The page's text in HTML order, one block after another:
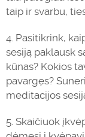
taip ir svarbu,
4. Pasitikrink,
sesiją paklausk
kūnas? Kokios
pavargęs?
meditacijos
5. Skaičiuok